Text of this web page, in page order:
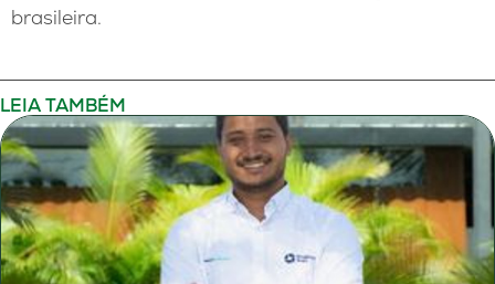
brasileira.
LEIA TAMBÉM